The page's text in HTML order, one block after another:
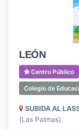
LEÓN
Centro Público
Colegio de
SUBIDA AL
(Las Palmas)